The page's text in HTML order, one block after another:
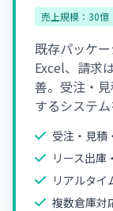
売上規模：30億
既存パッケ
Excel、請求
善。受注・
するシステム
受注・見積
リース出庫
リアルタイ
複数倉庫対